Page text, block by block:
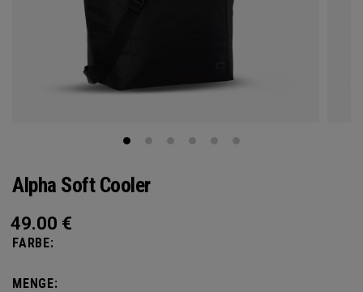
Alpha Soft Cooler
49.00 €
FARBE:
MENGE: